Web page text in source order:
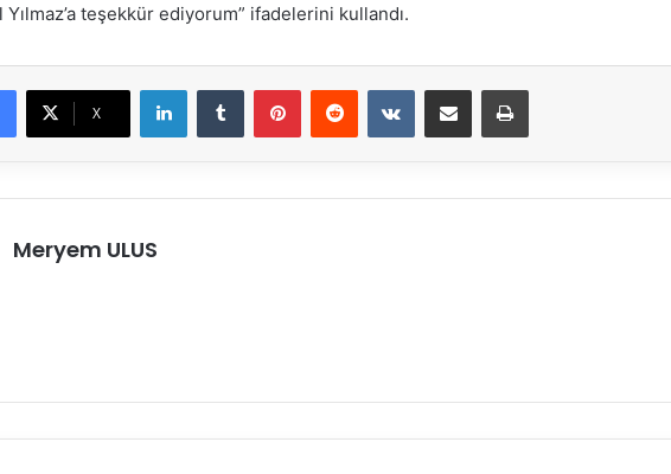
Yılmaz’a teşekkür ediyorum” ifadelerini kullandı.
X
LinkedInTumblr PinterestReddit VKontakteE-Posta ile paylaş Yazdır
Meryem ULUS